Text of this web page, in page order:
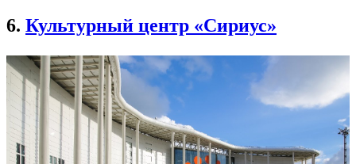
6. Культурный центр «Сириус»